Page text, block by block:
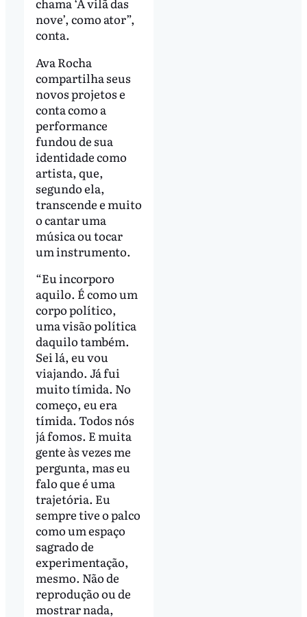
nove’, como ator”,
conta.
Ava Rocha
compartilha seus
novos projetos e
conta como a
performance
fundou de sua
identidade como
artista, que,
segundo ela,
transcende e muito
o cantar uma
música ou tocar
um instrumento.
“Eu incorporo
aquilo. É como um
corpo político,
uma visão política
daquilo também.
Sei lá, eu vou
viajando. Já fui
muito tímida. No
começo, eu era
tímida. Todos nós
já fomos. E muita
gente às vezes me
pergunta, mas eu
falo que é uma
trajetória. Eu
sempre tive o palco
como um espaço
sagrado de
experimentação,
mesmo. Não de
reprodução ou de
mostrar nada,